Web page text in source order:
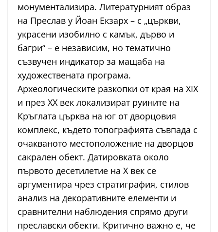
монументализира. Литературният образ
на Преслав у Йоан Екзарх – с „църкви,
украсени изобилно с камък, дърво и
багри“ – е независим, но тематично
съзвучен индикатор за мащаба на
художествената програма.
Археологическите разкопки от края на XIX
и през XX век локализират руините на
Кръглата църква на юг от дворцовия
комплекс, където топографията съвпада с
очакваното местоположение на дворцов
сакрален обект. Датировката около
първото десетилетие на X век се
аргументира чрез стратиграфия, стилов
анализ на декоративните елементи и
сравнителни наблюдения спрямо други
преславски обекти. Критично важно е, че